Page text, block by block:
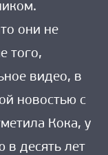
они не
того,
видео, в
новостью с
Кока, у
в десять лет